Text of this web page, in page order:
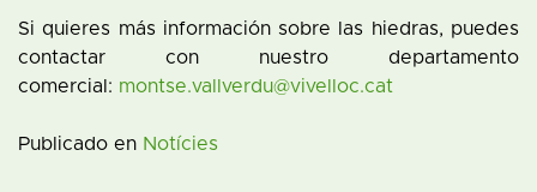
Si quieres más información sobre las hiedras, puedes
contactar con nuestro departamento
comercial: montse.vallverdu@vivelloc.cat
Publicado en Notícies